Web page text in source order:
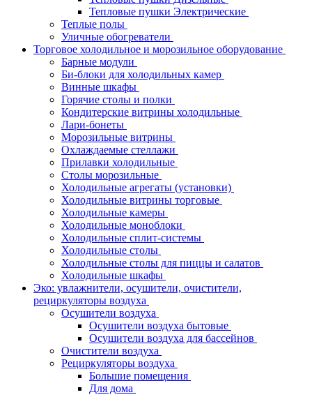
Тепловые пушки Электрические
Теплые полы
Уличные обогреватели
Торговое холодильное и морозильное оборудование
Барные модули
Би-блоки для холодильных камер
Винные шкафы
Горячие столы и полки
Кондитерские витрины холодильные
Лари-бонеты
Морозильные витрины
Охлаждаемые стеллажи
Прилавки холодильные
Столы морозильные
Холодильные агрегаты (установки)
Холодильные витрины торговые
Холодильные камеры
Холодильные моноблоки
Холодильные сплит-системы
Холодильные столы
Холодильные столы для пиццы и салатов
Холодильные шкафы
Эко: увлажнители, осушители, очистители,
рециркуляторы воздуха
Осушители воздуха
Осушители воздуха бытовые
Осушители воздуха для бассейнов
Очистители воздуха
Рециркуляторы воздуха
Большие помещения
Для дома